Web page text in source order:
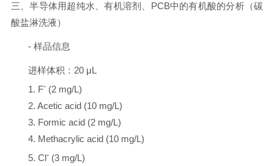
三、半导体用超纯水、有机溶剂、PCB中的有机酸的分析（碳
酸盐淋洗液）
- 样品信息
进样体积：20 μL
1. F-(2 mg/L)
2. Acetic acid (10 mg/L)
3. Formic acid (2 mg/L)
4. Methacrylic acid (10 mg/L)
5. Cl-(3 mg/L)